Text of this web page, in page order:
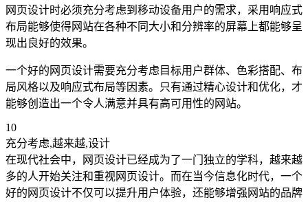
网页设计时必须充分考虑到移动设备用户的需求，采用响应式
布局能够使得网站在各种不同大小和分辨率的屏幕上都能够呈
现出良好的效果。
一个好的网页设计需要充分考虑目标用户群体、色彩搭配、布
局风格以及响应式布局等因素。只有通过精心设计和优化，才
能够创造出一个令人满意并具有高可用性的网站。
10
充分考虑,越来越,设计
在现代社会中，网页设计已经成为了一门独立的学科，越来越
多的人开始关注和重视网页设计。而在当今信息化时代，一个
好的网页设计不仅可以提升用户体验，还能够增强网站的品牌